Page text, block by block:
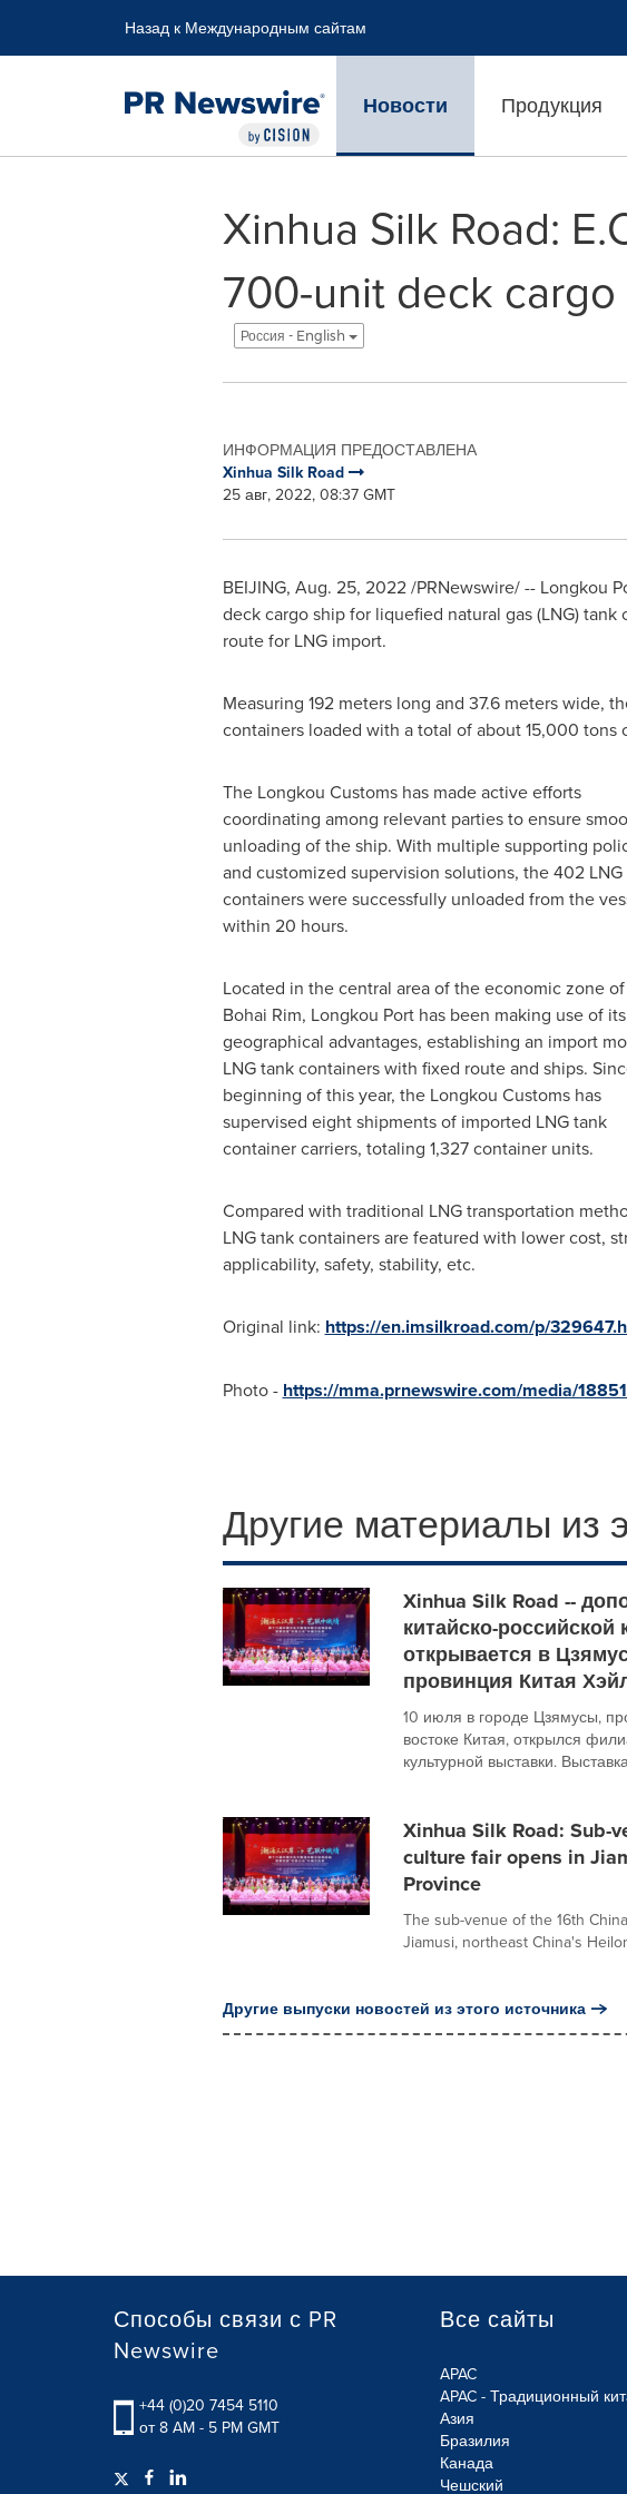
Назад к Международным сайтам
Новости Продукция
Xinhua Silk Road:
700-unit deck
Россия - English
ИНФОРМАЦИЯ ПРЕДОСТАВЛЕНА
Xinhua Silk Road
25 авг, 2022, 08:37 GMT
BEIJING, Aug. 25, 2022/PRNewswire/ -- Longkou
deck cargo ship for liquefied natural gas (LNG)
route for LNG import.
Measuring 192 meters long and 37.6 meters wide,
containers loaded with a total of about 15,000 tons
The Longkou Customs has made active efforts
coordinating among relevant parties to ensure
unloading of the ship. With multiple supporting
and customized supervision solutions, the 402 LNG
containers were successfully unloaded from the
within 20 hours.
Located in the central area of the economic zone
Bohai Rim, Longkou Port has been making use of its
geographical advantages, establishing an import
LNG tank containers with fixed route and ships.
beginning of this year, the Longkou Customs has
supervised eight shipments of imported LNG tank
container carriers, totaling 1,327 container units.
Compared with traditional LNG transportation
LNG tank containers are featured with lower cost,
applicability, safety, stability, etc.
Original link: https://en.imsilkroad.com/p/
Photo - https://mma.prnewswire.com/media/
Другие материалы из
Xinhua Silk Road --
китайско-российской
открывается в
провинция Китая
10 июля в городе Цзямусы,
востоке Китая, открылся
культурной выставки.
Xinhua Silk Road: Sub-
culture fair opens in
Province
The sub-venue of the 16th
Jiamusi, northeast China's
Другие выпуски новостей из этого источника
Способы связи с PR
Newswire
+44 (0)20 7454 5110
от 8 AM - 5 PM GMT
Все сайты
APAC
APAC - Традиционный
Азия
Бразилия
Канада
Чешский